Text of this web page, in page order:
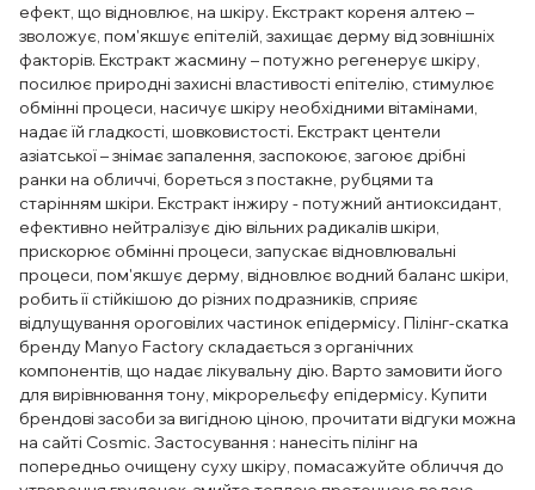
ефект, що відновлює, на шкіру. Екстракт кореня алтею –
зволожує, пом'якшує епітелій, захищає дерму від зовнішніх
факторів. Екстракт жасмину – потужно регенерує шкіру,
посилює природні захисні властивості епітелію, стимулює
обмінні процеси, насичує шкіру необхідними вітамінами,
надає їй гладкості, шовковистості. Екстракт центели
азіатської – знімає запалення, заспокоює, загоює дрібні
ранки на обличчі, бореться з постакне, рубцями та
старінням шкіри. Екстракт інжиру - потужний антиоксидант,
ефективно нейтралізує дію вільних радикалів шкіри,
прискорює обмінні процеси, запускає відновлювальні
процеси, пом'якшує дерму, відновлює водний баланс шкіри,
робить її стійкішою до різних подразників, сприяє
відлущування ороговілих частинок епідермісу. Пілінг-скатка
бренду Manyo Factory складається з органічних
компонентів, що надає лікувальну дію. Варто замовити його
для вирівнювання тону, мікрорельєфу епідермісу. Купити
брендові засоби за вигідною ціною, прочитати відгуки можна
на сайті Cosmic. Застосування : нанесіть пілінг на
попередньо очищену суху шкіру, помасажуйте обличчя до